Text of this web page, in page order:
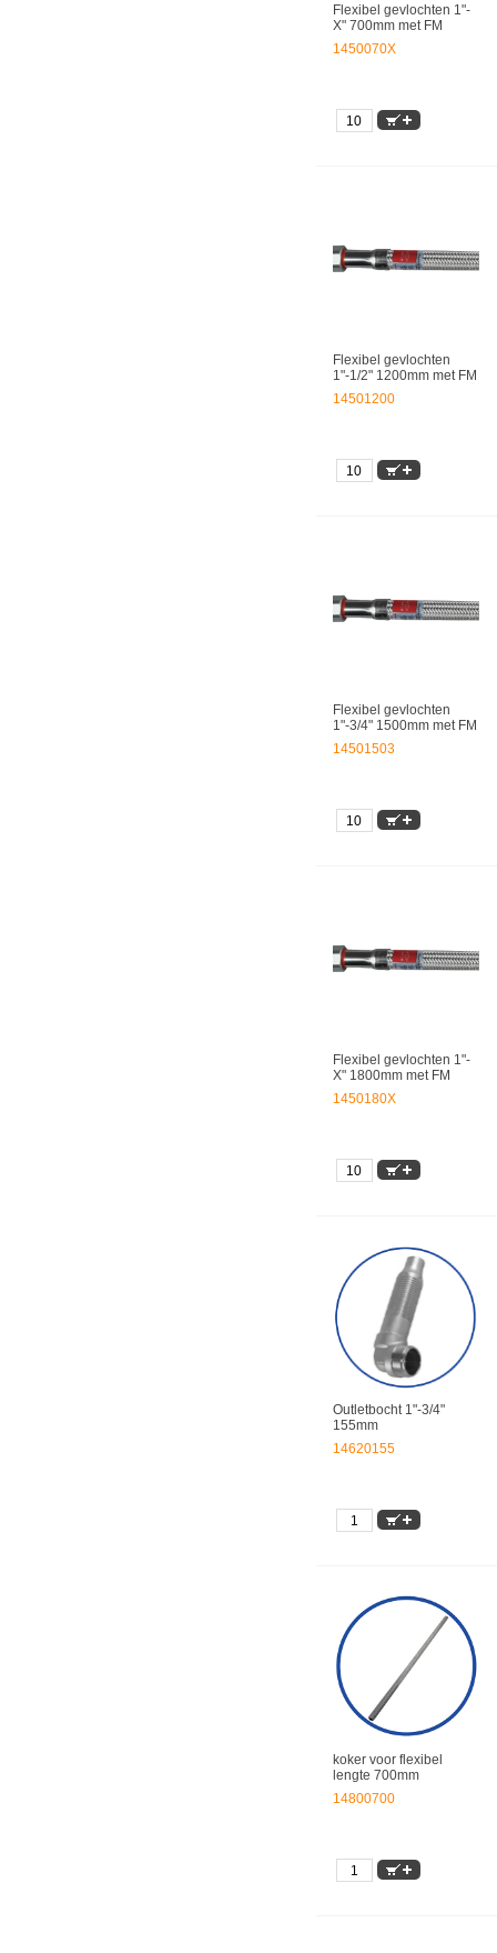
Flexibel gevlochten 1"-
X" 700mm met FM
1450070X
Flexibel gevlochten
1"-1/2" 1200mm met FM
14501200
Flexibel gevlochten
1"-3/4" 1500mm met FM
14501503
Flexibel gevlochten 1"-
X" 1800mm met FM
1450180X
Outletbocht 1"-3/4"
155mm
14620155
koker voor flexibel
lengte 700mm
14800700